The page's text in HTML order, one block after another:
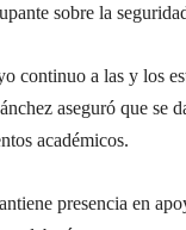
sobre la
continuo a las y los
aseguró que se
académicos.
presencia en